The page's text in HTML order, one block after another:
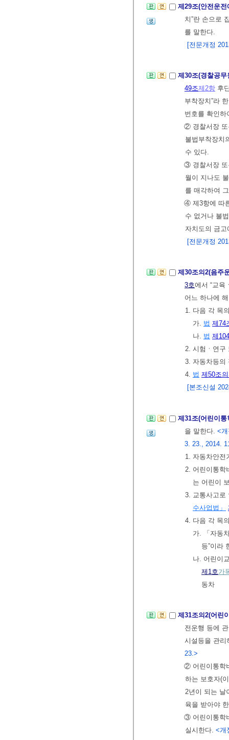
제29조(안전운
치”란 손으로
를 말한다.
[전문개정
제30조(경찰공
49조제2항 후
부착장치”라
번호를 확인
② 경찰서장 또
불법부착장치
수 있다.
③ 경찰서장 또
월이 지나도
를 매각하여
④ 제3항에 따
수 없거나 불
자치도의 금
[전문개정
제30조의2(음주
3호에서 “교육
어느 하나에
1. 다음 각 목
가. 법 제74
나. 법 제
2. 시험ㆍ연구
3. 자동차등의
4. 법 제50조
[본조신설
제31조(어린이
을 말한다. <
3. 23., 2014.
1. 자동차안전
2. 어린이통학
는 어린이
3. 교통사고로
수사업법」
4. 다음 각 목
가. 「자동
등”이라
나. 어린이
제1호가
동차
제31조의2(어린
전운행 등에
시설등을 관
23.>
② 어린이통학
하는 보호자(
2년이 되는 날
육을 받아야
③ 어린이통학
실시한다. <개